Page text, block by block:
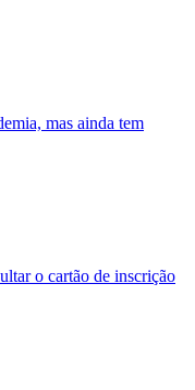
mas ainda tem
o cartão de inscrição